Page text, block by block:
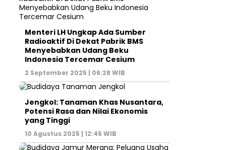
Menteri LH Ungkap Ada Sumber
Radioaktif Di Dekat Pabrik BMS
Menyebabkan Udang Beku
Indonesia Tercemar Cesium
2 September 2025 | 06:28 WIB
Jengkol: Tanaman Khas Nusantara,
Potensi Rasa dan Nilai Ekonomis
yang Tinggi
10 Agustus 2025 | 12:45 WIB